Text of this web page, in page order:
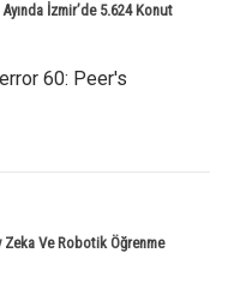
İzmir’de 5.624 Konut
60: Peer's
Ve Robotik Öğrenme